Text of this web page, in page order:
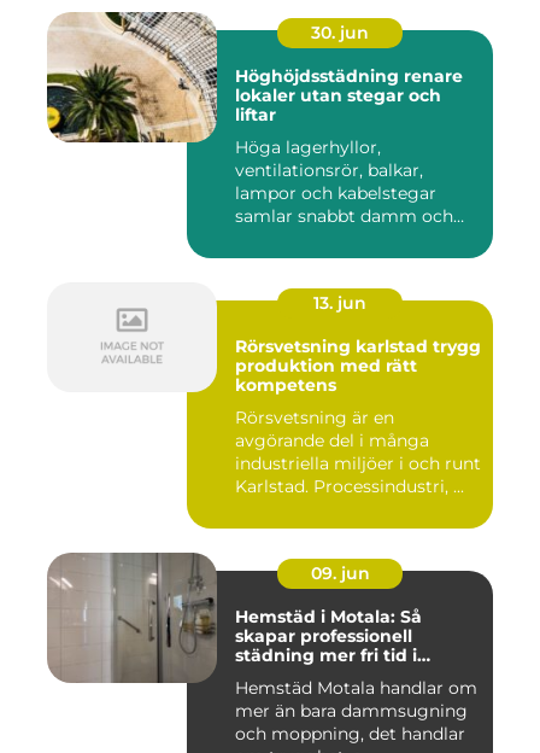
30. jun
Höghöjdsstädning renare
lokaler utan stegar och
liftar
Höga lagerhyllor,
ventilationsrör, balkar,
lampor och kabelstegar
samlar snabbt damm och
13. jun
Rörsvetsning karlstad trygg
produktion med rätt
kompetens
Rörsvetsning är en
avgörande del i många
industriella miljöer i och runt
Karlstad. Processindustri, ...
09. jun
Hemstäd i Motala: Så
skapar professionell
städning mer fri tid i
Hemstäd Motala handlar om
mer än bara dammsugning
och moppning, det handlar